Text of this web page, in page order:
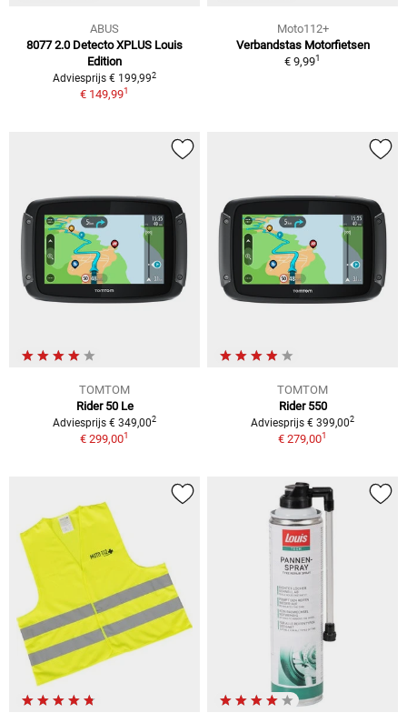
ABUS
8077 2.0 Detecto XPLUS Louis
Edition
Adviesprijs € 199,992
€ 149,991
Moto112+
Verbandstas Motorfietsen
€ 9,991
TOMTOM
Rider 50 Le
Adviesprijs € 349,002
€ 299,001
TOMTOM
Rider 550
Adviesprijs € 399,002
€ 279,001